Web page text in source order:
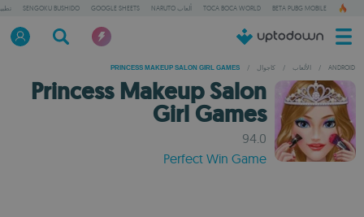
BETA PUBG MOBILE
TOCA BOCA WORLD ألعاب NARUTO GOOGLE SHEETS
SENGOKU BUSHIDO
ANDROID
/ الألعاب / كاجوال /
PRINCESS MAKEUP SALON GIRL GAMES
Princess Makeup Salon
Girl Games
94.0
Perfect Win Game